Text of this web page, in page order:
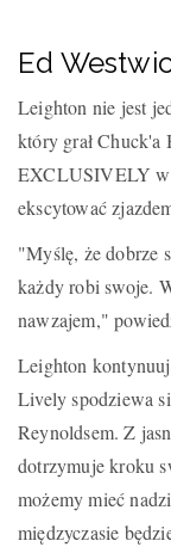
Ed
Leighton nie jest
który grał Chuck'a
EXCLUSIVELY w
ekscytować
"Myślę, że dobrze
każdy robi swoje.
nawzajem,"
Leighton
Lively spodziewa
Reynoldsem. Z
dotrzymuje kroku
możemy mieć
międzyczasie